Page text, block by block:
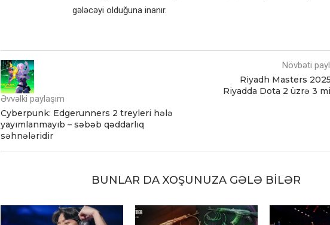
gələcəyi olduğuna inanır.
Əvvəlki paylaşım
Cyberpunk: Edgerunners 2 treyleri hələ
yayımlanmayıb – səbəb qəddarlıq
səhnələridir
Növbəti
Riyadh Masters
Riyadda Dota 2 üzrə 3
BUNLAR DA XOŞUNUZA GƏLƏ BILƏR